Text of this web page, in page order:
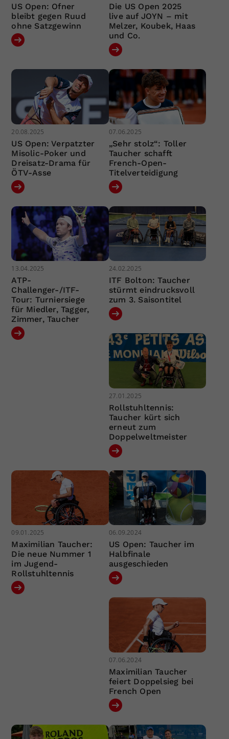
US Open: Ofner
bleibt gegen Ruud
ohne Satzgewinn
Die US Open 2025
live auf JOYN – mit
Melzer, Koubek, Haas
und Co.
20.08.2025
US Open: Verpatzter
Misolic-Poker und
Dreisatz-Drama für
ÖTV-Asse
07.06.2025
„Sehr stolz“: Toller
Taucher schafft
French-Open-
Titelverteidigung
13.04.2025
ATP-
Challenger-/ITF-
Tour: Turniersiege
für Miedler, Tagger,
Zimmer, Taucher
24.02.2025
ITF Bolton: Taucher
stürmt eindrucksvoll
zum 3. Saisontitel
27.01.2025
Rollstuhltennis:
Taucher kürt sich
erneut zum
Doppelweltmeister
09.01.2025
Maximilian Taucher:
Die neue Nummer 1
im Jugend-
Rollstuhltennis
06.09.2024
US Open: Taucher im
Halbfinale
ausgeschieden
07.06.2024
Maximilian Taucher
feiert Doppelsieg bei
French Open